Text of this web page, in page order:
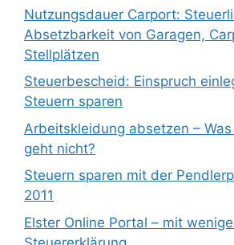
Nutzungsdauer Carport:
Absetzbarkeit von Garagen,
Stellplätzen
Steuerbescheid: Einspruch
Steuern sparen
Arbeitskleidung absetzen –
geht nicht?
Steuern sparen mit der
2011
Elster Online Portal – mit